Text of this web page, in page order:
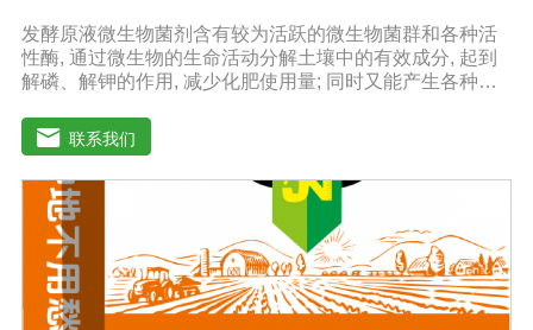
发酵原液微生物菌剂含有较为活跃的微生物菌群和各种活
性酶, 通过微生物的生命活动分解土壤中的有效成分, 起到
解磷、解钾的作用, 减少化肥使用量; 同时又能产生各种农
刺激调节植物生长; 并且能产生抗生素、系统防卫酶等多种
物质, 可以抑制细菌或真菌性病害或诱导系统抗性, 间接达
到促进植物生长的作用。【产品功能】1、改善土填养分疏
松土壤, 提高土壤通透性和保水保肥能力, 增加土壤有机质
防止板结, 有效解决因连工连作、重茬等原因造成的减产问
题。2、解磷解钾、提高化肥利用率有效菌能分解土壤中的
有机质, 减少氨肥的流失; 其中解钾解磷菌能将土壤中固化
的化学钾肥、化学磷肥分解转化为速效钾、速效磷。3、改
善作物品质使用菌剂后, 作物中的蛋白质、糖分、氮基酸、
联系我们